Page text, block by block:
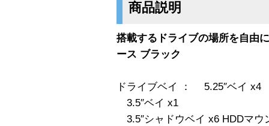
商品説明
搭載するドライブの場所を自由
ース ブラック
ドライブベイ ： 5.25″ベイ x4
3.5″ベイ x1
3.5″シャドウベイ x6 HDDマウ